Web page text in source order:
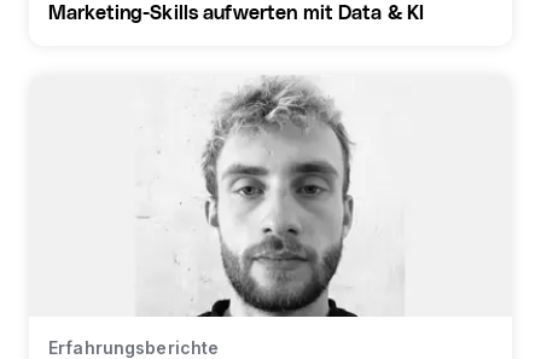
Marketing-Skills aufwerten mit Data & KI
Erfahrungsberichte